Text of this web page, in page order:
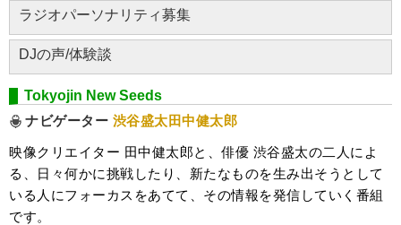
ラジオパーソナリティ募集
DJの声/体験談
Tokyojin New Seeds
ナビゲーター 渋谷盛太田中健太郎
映像クリエイター 田中健太郎と、俳優 渋谷盛太の二人によ
る、日々何かに挑戦したり、新たなものを生み出そうとして
いる人にフォーカスをあてて、その情報を発信していく番組
です。